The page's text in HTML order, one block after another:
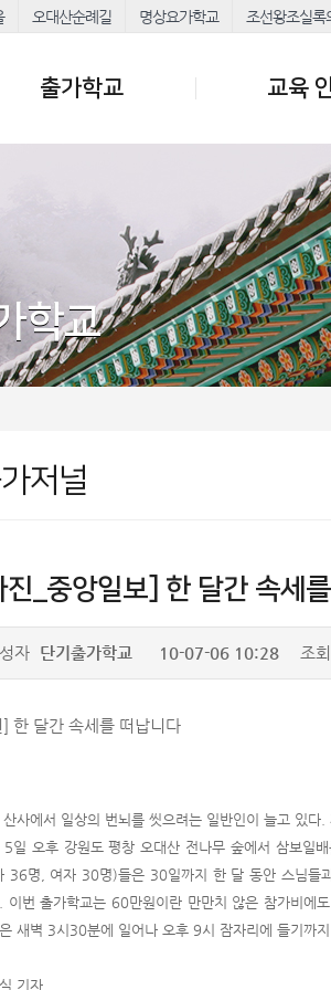
오대산순례길 명상요가학교 조선왕조실록
출가학교 교육
학교
저널
진_중앙일보] 한 달간 속세
자 단기출가학교 10-07-06 10:28 조회
] 한 달간 속세를 떠납니다
산사에서 일상의 번뇌를 씻으려는 일반인이 늘고 있
5일 오후 강원도 평창 오대산 전나무 숲에서 삼보일
36명, 여자 30명)들은 30일까지 한 달 동안 스님들
이번 출가학교는 60만원이란 만만치 않은 참가비에
새벽 3시30분에 일어나 오후 9시 잠자리에 들기까
기자